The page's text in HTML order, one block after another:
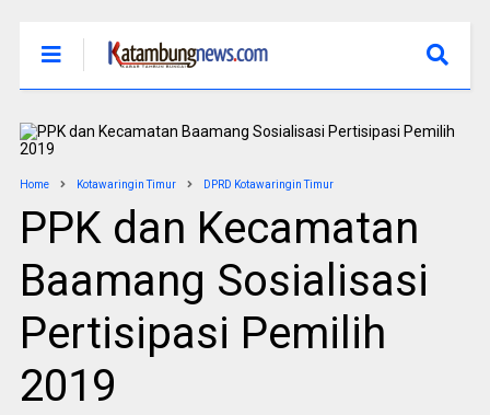
Home Kotawaringin Timur DPRD Kotawaringin Timur
PPK dan Kecamatan
Baamang Sosialisasi
Pertisipasi Pemilih
2019